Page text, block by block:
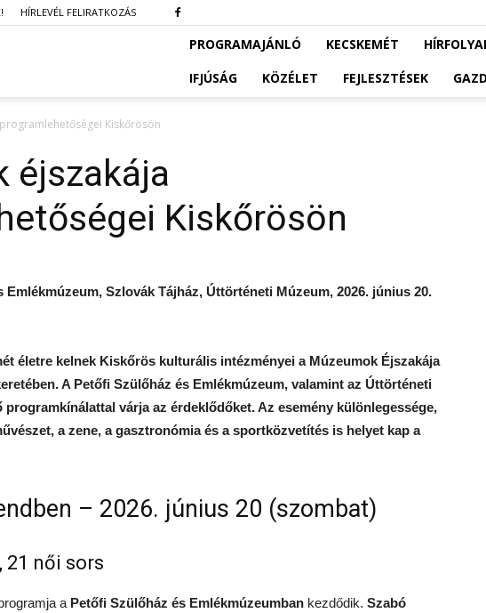
HÍRLEVÉL FELIRATKOZÁS
PROGRAMAJÁNLÓ KECSKEMÉT
IFJÚSÁG
KÖZÉLET FEJLESZTÉSEK
Kiskőrösön
éjszakája
Kiskőrösön
Szlovák Tájház, Úttörténeti Múzeum, 2026. június 20.
életre kelnek Kiskőrös kulturális intézményei a Múzeumok Éjszakája
A Petőfi Szülőház és Emlékmúzeum, valamint az Úttörténeti
programkínálattal várja az érdeklődőket. Az esemény különlegessége,
a zene, a gasztronómia és a sportközvetítés is helyet kap a
– 2026. június 20 (szombat)
21 női sors
a Petőfi Szülőház és Emlékmúzeumban kezdődik. Szabó